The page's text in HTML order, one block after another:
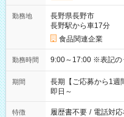
勤務地
長野県長野市
長野駅から車17分
食品関連企業
勤務時間 9:00～
期間
長期【ご応募から1週
即日～
特徴 履歴書不要 / 電話対応